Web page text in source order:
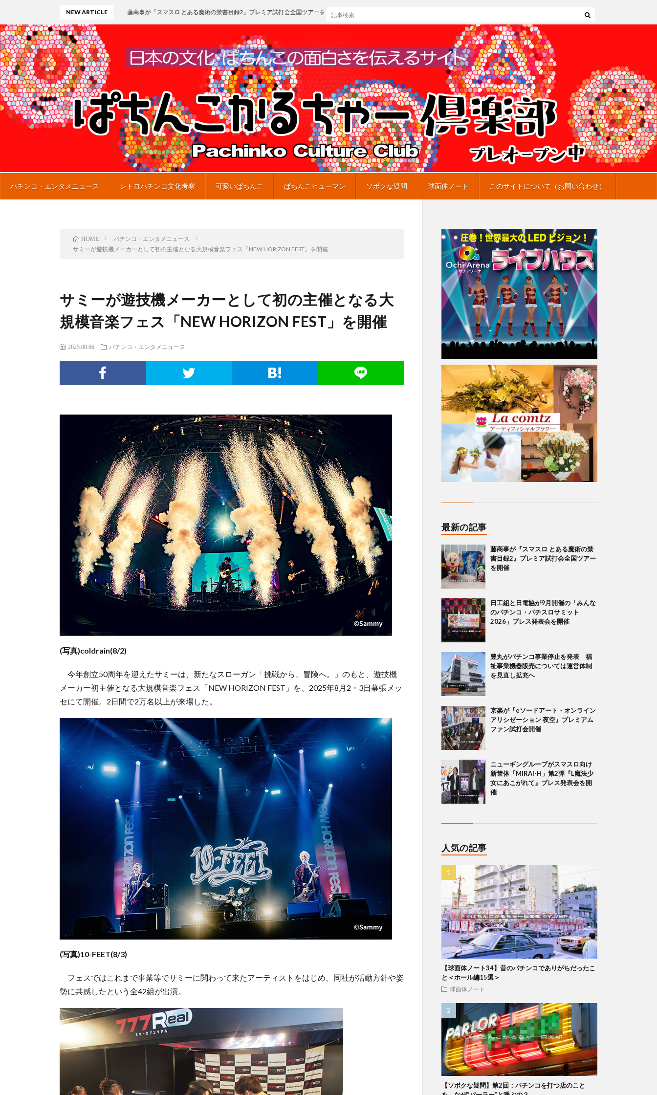
パチンコ・エンタメニュース レトロパチンコ文化考察 可愛いぱちんこ ぱちんこヒューマン ソボクな疑問 球面体ノート このサイトについて（お問い合わせ）
NEW ARTICLE
藤商事が『スマスロ とある魔術の禁書目録2』プレミア試打会全国ツアーを開催
HOME
パチンコ・エンタメニュース
サミーが遊技機メーカーとして初の主催となる大規模音楽フェス「NEW HORIZON FEST」を開催
サミーが遊技機メーカーとして初の主催となる大
規模音楽フェス「NEW HORIZON FEST」を開催
2025.08.06 パチンコ・エンタメニュース
(写真)coldrain(8/2)
今年創立50周年を迎えたサミーは、新たなスローガン「挑戦から、冒険へ。」のもと、遊技機
メーカー初主催となる大規模音楽フェス「NEW HORIZON FEST」を、2025年8月2・3日幕張メッ
セにて開催。2日間で2万名以上が来場した。
(写真)10-FEET(8/3)
フェスではこれまで事業等でサミーに関わって来たアーティストをはじめ、同社が活動方針や姿
勢に共感したという全42組が出演。
最新の記事
藤商事が『スマスロ とある魔術の禁
書目録2』プレミア試打会全国ツアー
を開催
日工組と日電協が9月開催の「みんな
のパチンコ・パチスロサミット
2026」プレス発表会を開催
豊丸がパチンコ事業停止を発表 福
祉事業機器販売については運営体制
を見直し拡充へ
京楽が『eソードアート・オンライン
アリシゼーション 夜空』プレミアム
ファン試打会開催
ニューギングループがスマスロ向け
新筐体「MIRAI-H」第2弾『L魔法少
女にあこがれて』プレス発表会を開
催
人気の記事
【球面体ノート34】昔のパチンコでありがちだったこ
と＜ホール編15選＞
球面体ノート
【ソボクな疑問】第2回：パチンコを打つ店のこと